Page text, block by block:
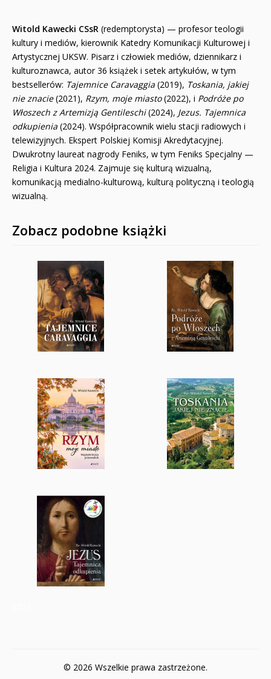
Witold Kawecki CSsR (redemptorysta) — profesor teologii
kultury i mediów, kierownik Katedry Komunikacji Kulturowej i
Artystycznej UKSW. Pisarz i człowiek mediów, dziennikarz i
kulturoznawca, autor 36 książek i setek artykułów, w tym
bestsellerów: Tajemnice Caravaggia (2019), Toskania, jakiej
nie znacie(2021), Rzym, moje miasto(2022), i Podróże po
Włoszech z Artemizją Gentileschi(2024), Jezus. Tajemnica
odkupienia (2024). Współpracownik wielu stacji radiowych i
telewizyjnych. Ekspert Polskiej Komisji Akredytacyjnej.
Dwukrotny laureat nagrody Feniks, w tym Feniks Specjalny —
Religia i Kultura 2024. Zajmuje się kulturą wizualną,
komunikacją medialno-kulturową, kulturą polityczną i teologią
wizualną.
Zobacz podobne książki
© 2026 Wszelkie prawa zastrzeżone.